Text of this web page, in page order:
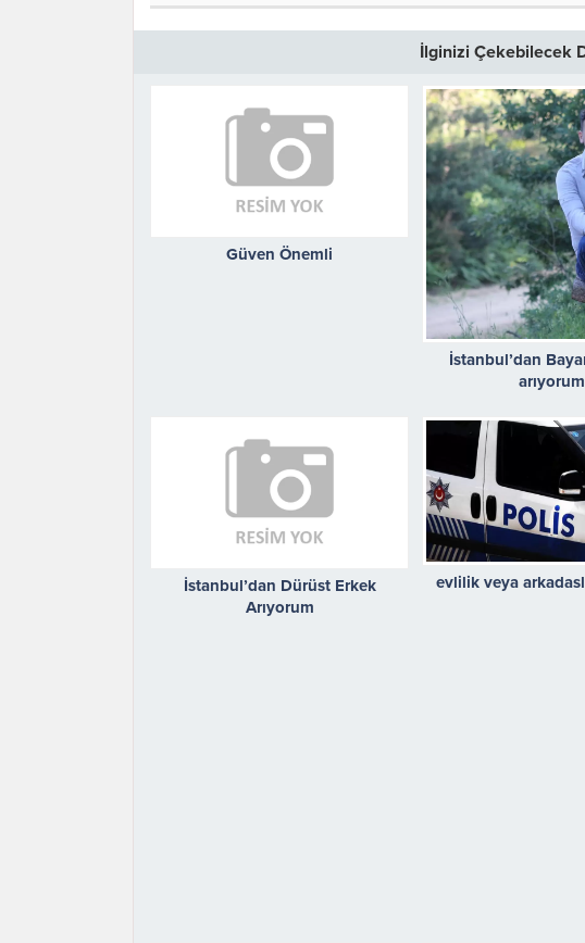
İlginizi Çekebilecek
Güven Önemli
İstanbul’dan
arıyorum
İstanbul’dan Dürüst Erkek
Arıyorum
evlilik veya